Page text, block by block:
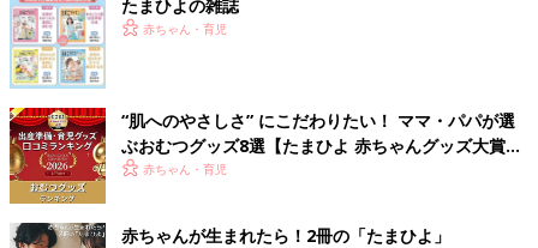
たまひよの雑誌
赤ちゃん・育児
“肌へのやさしさ” にこだわりたい！ ママ・パパが選
ぶおむつグッズ8選【たまひよ 赤ちゃんグッズ大賞
2026】
赤ちゃん・育児
赤ちゃんが生まれたら！2冊の「たまひよ」